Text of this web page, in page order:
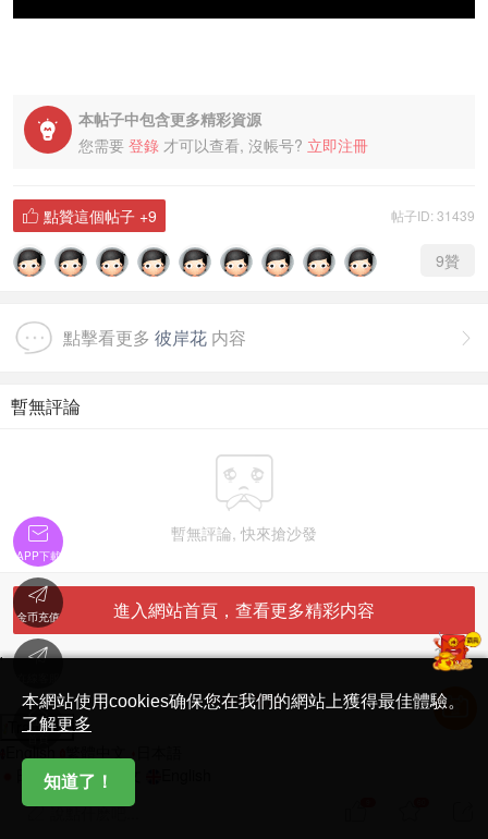

本帖子中包含更多精彩資源
您需要 登錄 才可以查看, 沒帳号? 立即注冊
帖子ID: 31439
 點贊這個帖子 +9
9贊

點擊看更多 彼岸花 内容
暫無評論

暫無評論, 快來搶沙發
進入網站首頁，查看更多精彩内容
'
简体中文版
Translate
日本語
繁體中文
本網站使用cookies确保您在我們的網站上獲得最佳體驗。
了解更多
知道了！

APP下載

金币充值


說點什麽吧...